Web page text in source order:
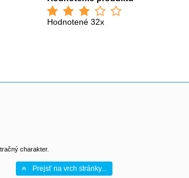
Hodnotené 32x
charakter.
Prejsť na vrch stránky...